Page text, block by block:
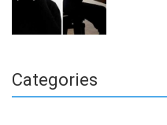
Categories